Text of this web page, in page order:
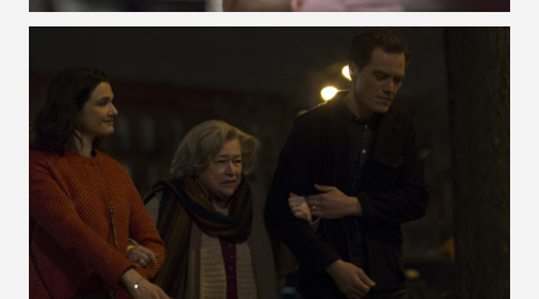
VOIR LA PHOTO EN GRAND FORMAT